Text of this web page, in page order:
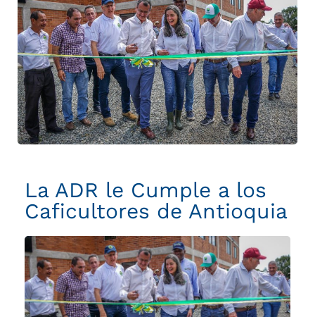
La ADR le Cumple a los
Caficultores de Antioquia
ADR
le
Cumple
a
los
Caficultores
de
Antioquia